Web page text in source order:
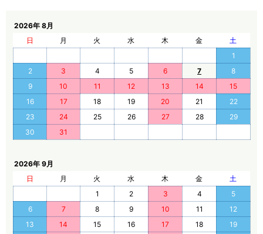
2026年 8月
日
月 火 水 木 金
土
1
2
3 4 5 6 7
8
9
10 11 12 13 14
15
16
17 18 19 20 21
22
23
24 25 26 27 28
29
30
31
2026年 9月
日
月 火 水 木 金
土
1
2 3 4
5
6
7 8 9 10 11
12
13
14 15 16 17 18
19